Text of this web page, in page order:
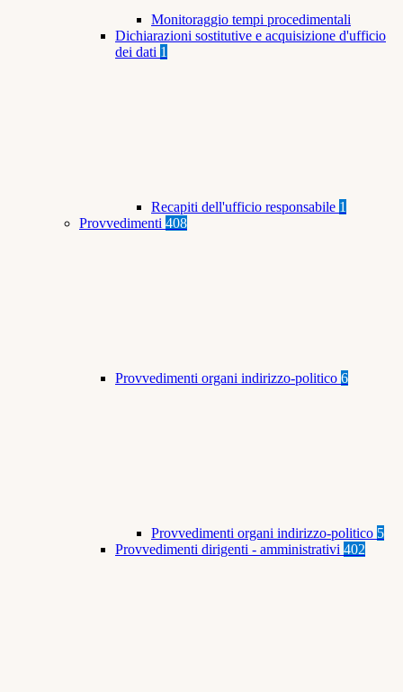
Monitoraggio tempi procedimentali
Dichiarazioni sostitutive e acquisizione d'ufficio
dei dati 1
Recapiti dell'ufficio responsabile 1
Provvedimenti 408
Provvedimenti organi indirizzo-politico 6
Provvedimenti organi indirizzo-politico 5
Provvedimenti dirigenti - amministrativi 402